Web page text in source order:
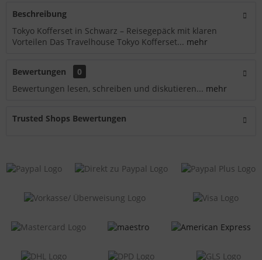
Beschreibung
Tokyo Kofferset in Schwarz – Reisegepäck mit klaren
Vorteilen Das Travelhouse Tokyo Kofferset... mehr
Bewertungen
0
Bewertungen lesen, schreiben und diskutieren... mehr
Trusted Shops Bewertungen